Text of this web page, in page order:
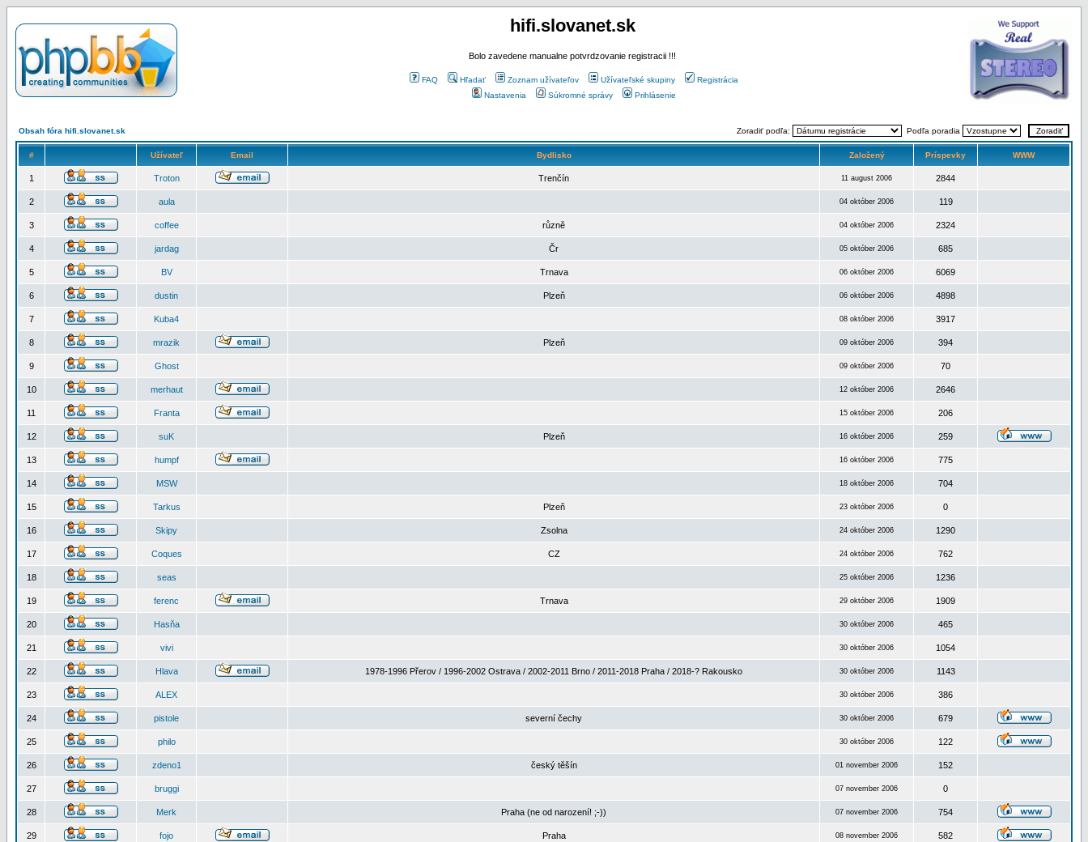
hifi.slovanet.sk
Bolo zavedene manualne potvrdzovanie registracii !!!
FAQ Hľadať Zoznam užívateľov Užívateľské skupiny
Registrácia
Nastavenia
Súkromné správy Prihlásenie
Obsah fóra hifi.slovanet.sk Zoradiť podľa: Podľa poradia
# Užívateľ Email Bydlisko Založený Príspevky WWW
1 Troton Trenčín 11 august 2006 2844
2 aula 04 október 2006 119
3 coffee různě 04 október 2006 2324
4 jardag Čr 05 október 2006 685
5 BV Trnava 06 október 2006 6069
6 dustin Plzeň 06 október 2006 4898
7 Kuba4 08 október 2006 3917
8 mrazik Plzeň 09 október 2006 394
9 Ghost 09 október 2006 70
10 merhaut 12 október 2006 2646
11 Franta 15 október 2006 206
12 suK Plzeň 16 október 2006 259
13 humpf 16 október 2006 775
14 MSW 18 október 2006 704
15 Tarkus Plzeň 23 október 2006 0
16 Skipy Zsolna 24 október 2006 1290
17 Coques CZ 24 október 2006 762
18 seas 25 október 2006 1236
19 ferenc Trnava 29 október 2006 1909
20 Hasňa 30 október 2006 465
21 vivi 30 október 2006 1054
22 Hlava 1978-1996 Přerov / 1996-2002 Ostrava / 2002-2011 Brno / 2011-2018 Praha / 2018-? Rakousko 30 október 2006 1143
23 ALEX 30 október 2006 386
24 pistole severní čechy 30 október 2006 679
25 philo 30 október 2006 122
26 zdeno1 český těšín 01 november 2006 152
27 bruggi 07 november 2006 0
28 Merk Praha (ne od narození! ;-)) 07 november 2006 754
29 fojo Praha 08 november 2006 582